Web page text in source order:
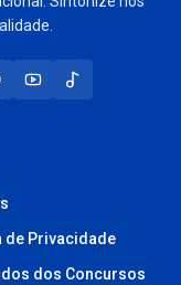
de Privacidade
dos Concursos